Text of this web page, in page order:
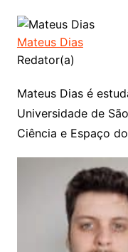
Mateus Dias
Redator(a)
Mateus Dias é
Universidade de
Ciência e Espaço